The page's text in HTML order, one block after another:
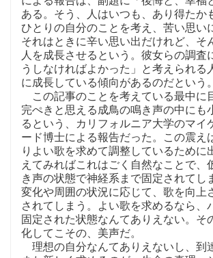
ある。そう、人はいつも、あり得たか
ひとりの自分のことを考え、苦い思い
それはときに辛い思い出だけれど、そ
人を成長させるという。彼女らの調査
うしなければよかった」と考えられる
に成長している傾向があるのだという。
この記事のことを考えている最中に
完ぺきと思える成鳥の鳴き声の中にも
るという、カリフォルニア大学のマイ
ード博士による報告だった。この震え
りよい歌を求めて調整しているために
えてみればこれはごく自然なことで、
き声の状態で神経系まで固定されてし
変化や周囲の状況に応じて、歌を向上
されてしまう。よい歌を求めるなら、
固定された状態なんてありえない。そ
化してこその、美声だ。
理想の自分なんてありえないし、到